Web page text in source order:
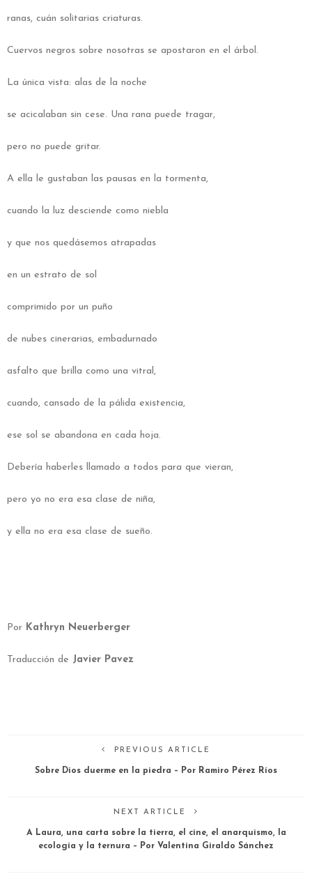
ranas, cuán solitarias criaturas.
Cuervos negros sobre nosotras se apostaron en el árbol.
La única vista: alas de la noche
se acicalaban sin cese. Una rana puede tragar,
pero no puede gritar.
A ella le gustaban las pausas en la tormenta,
cuando la luz desciende como niebla
y que nos quedásemos atrapadas
en un estrato de sol
comprimido por un puño
de nubes cinerarias, embadurnado
asfalto que brilla como una vitral,
cuando, cansado de la pálida existencia,
ese sol se abandona en cada hoja.
Debería haberles llamado a todos para que vieran,
pero yo no era esa clase de niña,
y ella no era esa clase de sueño.
Por Kathryn Neuerberger
Traducción de Javier Pavez
PREVIOUS ARTICLE
Sobre Dios duerme en la piedra – Por Ramiro Pérez Ríos
NEXT ARTICLE
A Laura, una carta sobre la tierra, el cine, el anarquismo, la
ecología y la ternura – Por Valentina Giraldo Sánchez